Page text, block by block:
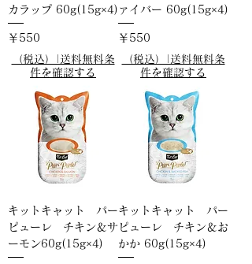
カラップ 60g(15g×4)
価格
￥550
（税込）|送料無料条
件を確認する
ァイバー 60g(15g×4)
価格
￥550
（税込）|送料無料条
件を確認する
キットキャット パー
ピューレ チキン＆サ
ーモン60g(15g×4)
キットキャット パー
ピューレ チキン＆お
かか 60g(15g×4)